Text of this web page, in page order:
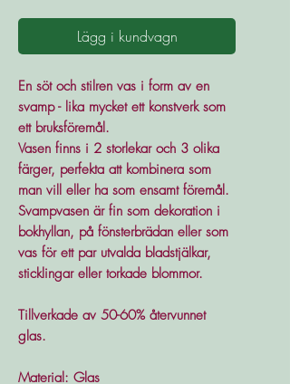
Lägg i kundvagn
En söt och stilren vas i form av en
svamp - lika mycket ett konstverk som
ett bruksföremål.
Vasen finns i 2 storlekar och 3 olika
färger, perfekta att kombinera som
man vill eller ha som ensamt föremål.
Svampvasen är fin som dekoration i
bokhyllan, på fönsterbrädan eller som
vas för ett par utvalda bladstjälkar,
sticklingar eller torkade blommor.
Tillverkade av 50-60% återvunnet
glas.
Material: Glas